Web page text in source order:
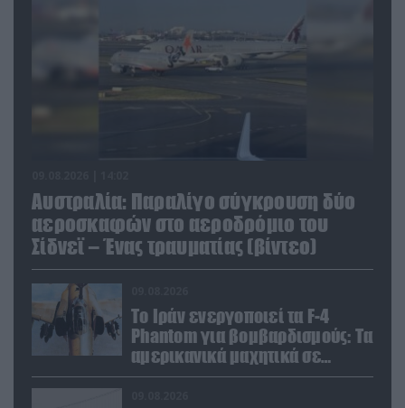
Αυστραλία: Παραλίγο σύγκρουση δύο
αεροσκαφών στο αεροδρόμιο του
Σίδνεϊ – Ένας τραυματίας (βίντεο)
Το Ιράν ενεργοποιεί τα F-4
Phantom για βομβαρδισμούς: Τα
αμερικανικά μαχητικά σε
ετοιμότητα να χτυπήσουν